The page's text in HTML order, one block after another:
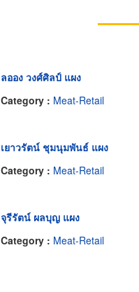
ลออง วงศ์ศิลป์ แผง
Category : Meat-Retail
เยาวรัตน์ ชุมนุมพันธ์ แผง
Category : Meat-Retail
จุรีรัตน์ ผลบุญ แผง
Category : Meat-Retail